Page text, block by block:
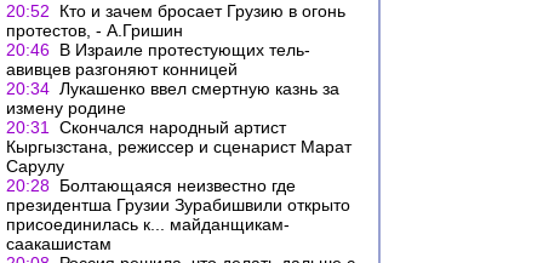
20:52
Кто и зачем бросает Грузию в огонь
протестов, - А.Гришин
20:46 В Израиле протестующих тель-
авивцев разгоняют конницей
20:34 Лукашенко ввел смертную казнь за
измену родине
20:31
Скончался народный артист
Кыргызстана, режиссер и сценарист Марат
Сарулу
20:28 Болтающаяся неизвестно где
президентша Грузии Зурабишвили открыто
присоединилась к... майданщикам-
саакашистам